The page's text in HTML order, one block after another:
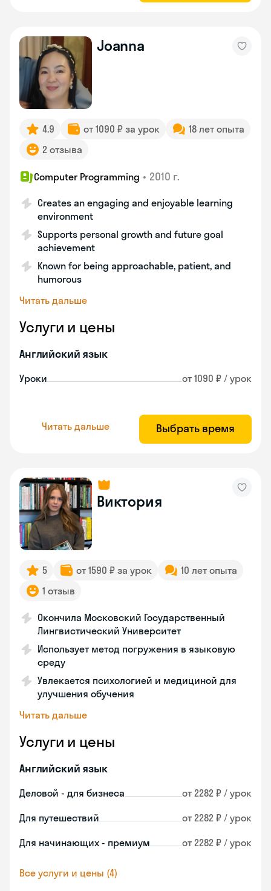
Joanna
4.9 от 1090 ₽ за урок
18 лет опыта
2 отзыва
Computer Programming • 2010 г.
Creates an engaging and enjoyable learning
environment
Supports personal growth and future goal
achievement
Known for being approachable, patient, and
humorous
Читать дальше
Услуги и цены
Английский язык
Уроки от 1090 ₽ / урок
Читать дальше Выбрать время
Виктория
5 от 1590 ₽ за урок
10 лет опыта
1 отзыв
Окончила Московский Государственный
Лингвистический Университет
Использует метод погружения в языковую
среду
Увлекается психологией и медициной для
улучшения обучения
Читать дальше
Услуги и цены
Английский язык
Деловой - для бизнеса от 2282 ₽ / урок
Для путешествий от 2282 ₽ / урок
Для начинающих - премиум от 2282 ₽ / урок
Все услуги и цены (4)